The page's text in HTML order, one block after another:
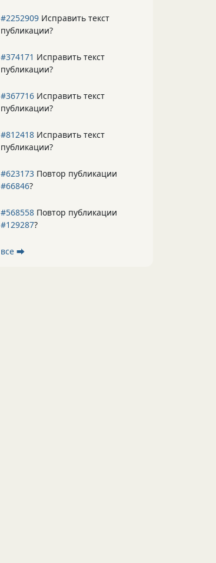
#2252909 Исправить текст
публикации?
#374171 Исправить текст
публикации?
#367716 Исправить текст
публикации?
#812418 Исправить текст
публикации?
#623173 Повтор публикации
#66846?
#568558 Повтор публикации
#129287?
все ⮕